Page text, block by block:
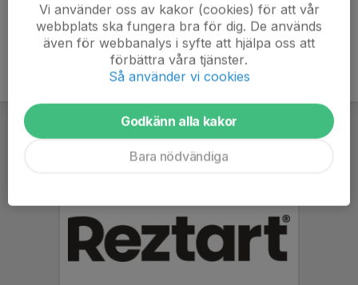
Vi använder oss av kakor (cookies) för att vår
webbplats ska fungera bra för dig. De används
även för webbanalys i syfte att hjälpa oss att
förbättra våra tjänster.
Så använder vi cookies
Godkänn alla kakor
Bara nödvändiga